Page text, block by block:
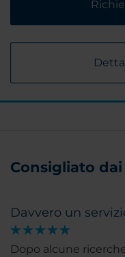
Consigliato
Davvero un
Dopo alcune